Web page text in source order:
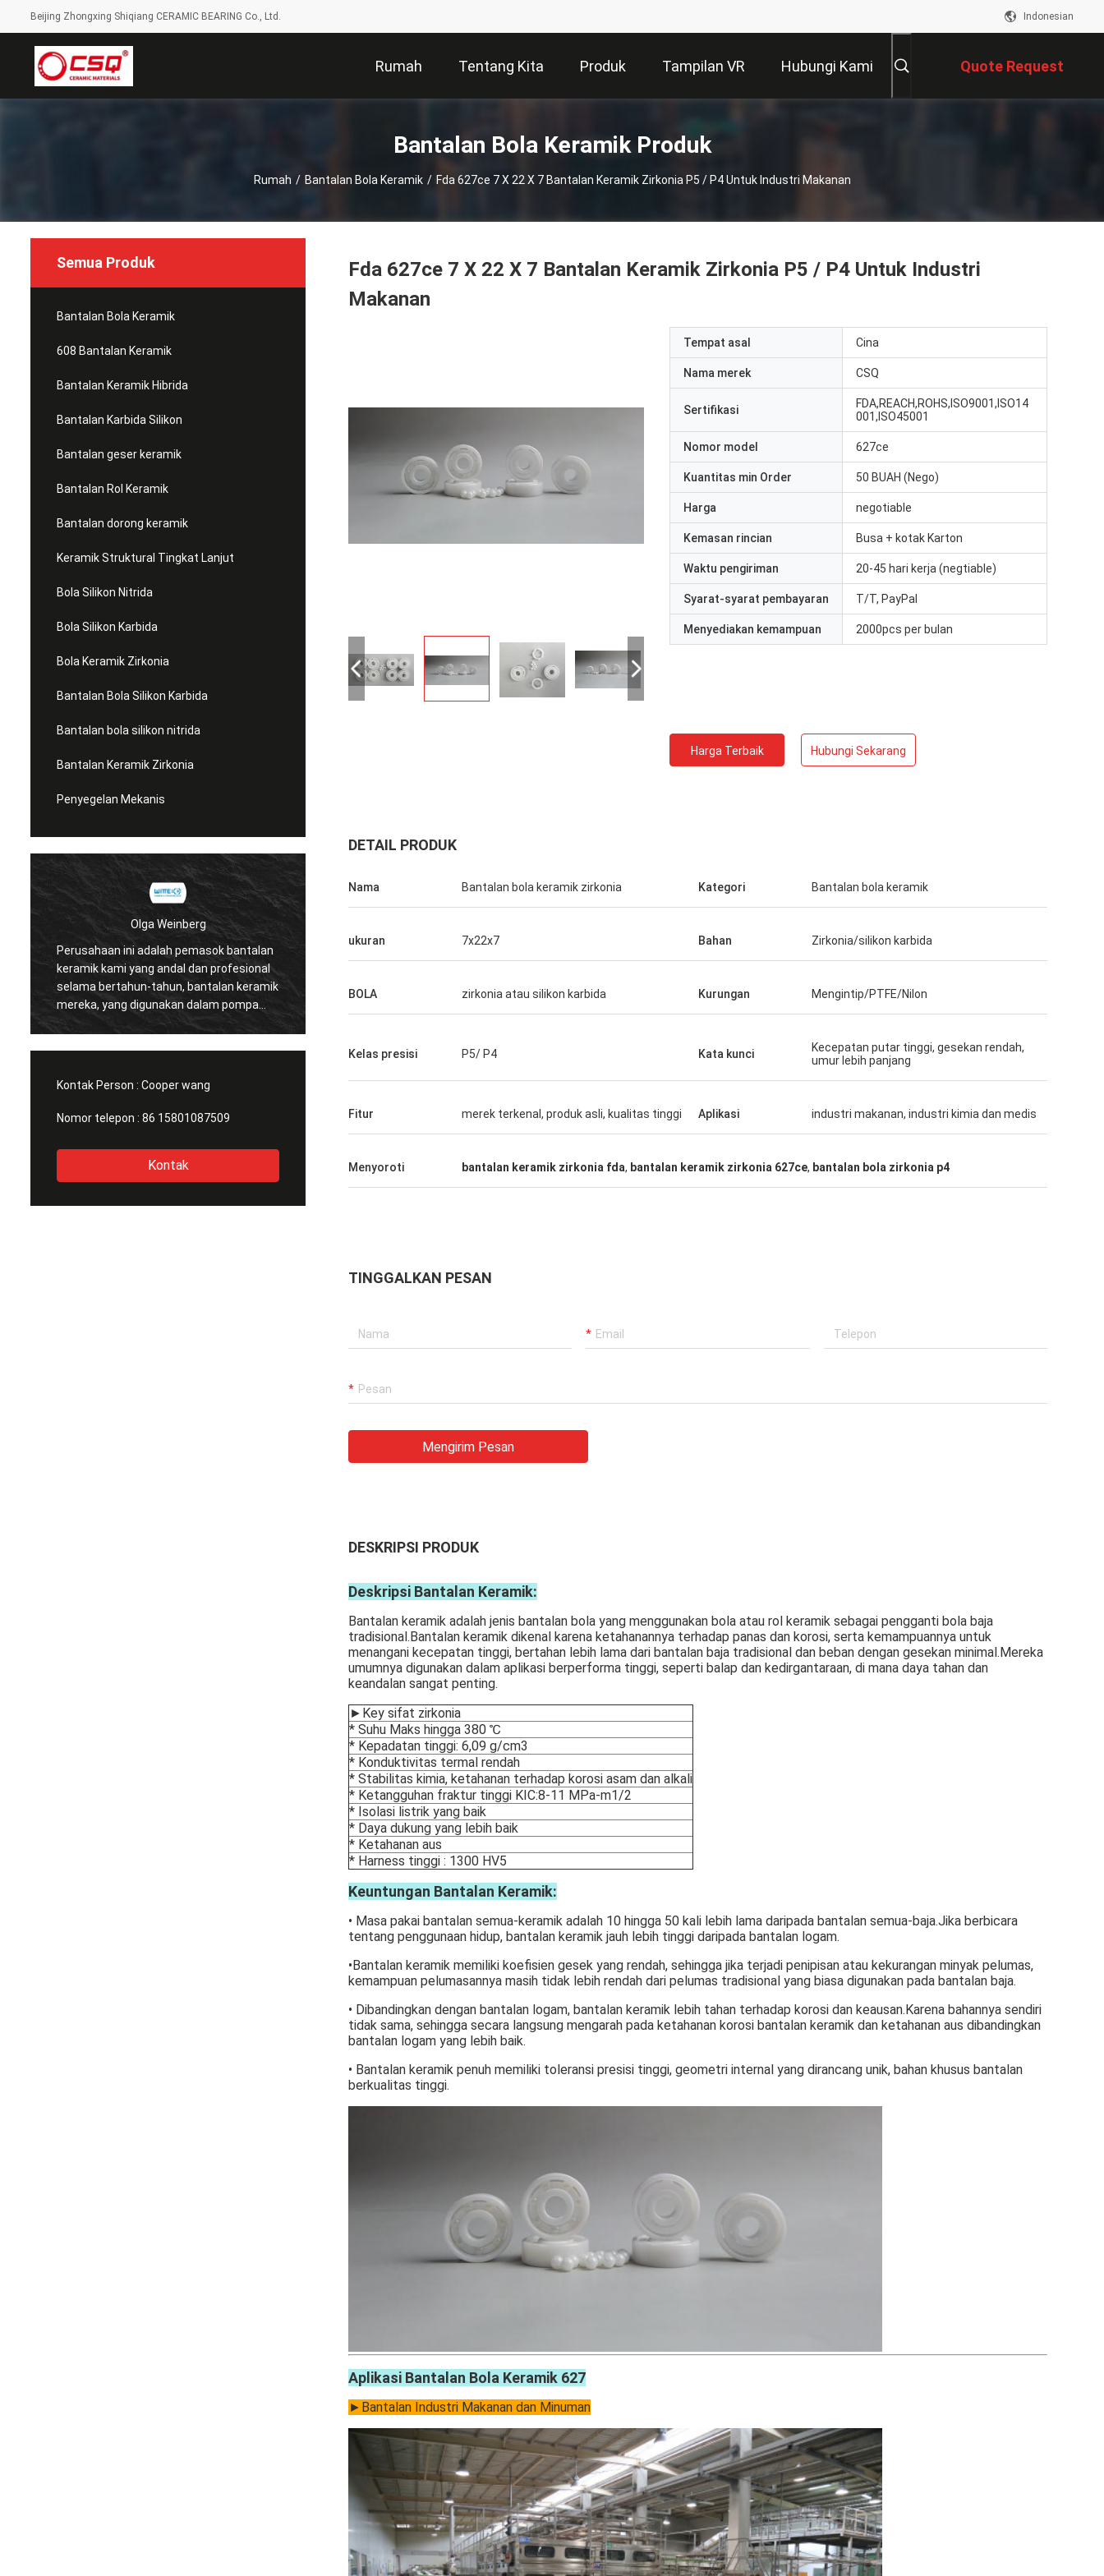
Beijing Zhongxing Shiqiang CERAMIC BEARING Co., Ltd. Indonesian
Rumah Tentang Kita Produk Tampilan VR Hubungi Kami Quote Request
Bantalan Bola Keramik Produk
Rumah / Bantalan Bola Keramik / Fda 627ce 7 X 22 X 7 Bantalan Keramik Zirkonia P5 / P4 Untuk Industri Makanan
Semua Produk
Bantalan Bola Keramik
608 Bantalan Keramik
Bantalan Keramik Hibrida
Bantalan Karbida Silikon
Bantalan geser keramik
Bantalan Rol Keramik
Bantalan dorong keramik
Keramik Struktural Tingkat Lanjut
Bola Silikon Nitrida
Bola Silikon Karbida
Bola Keramik Zirkonia
Bantalan Bola Silikon Karbida
Bantalan bola silikon nitrida
Bantalan Keramik Zirkonia
Penyegelan Mekanis
Weinberg
pemasok bantalan
andal dan profesional
tahun, bantalan keramik
dalam pompa
yang baik.
Bantalan keramik mereka memiliki presisi
tinggi, kualitas bagus dan murah. Kami
memiliki kerjasama selama bertahun-
tahun.
Kontak Person : Cooper wang
Nomor telepon : 86 15801087509
Kontak
Fda 627ce 7 X 22 X 7 Bantalan Keramik Zirkonia P5 / P4 Untuk Industri
Makanan
Tempat asal Cina
Nama merek CSQ
Sertifikasi
FDA,REACH,ROHS,ISO9001,ISO14
001,ISO45001
Nomor model 627ce
Kuantitas min Order 50 BUAH (Nego)
Harga negotiable
Kemasan rincian Busa + kotak Karton
Waktu pengiriman 20-45 hari kerja (negtiable)
Syarat-syarat pembayaran T/T, PayPal
Menyediakan kemampuan 2000pcs per bulan
Harga Terbaik Hubungi Sekarang
DETAIL PRODUK
Nama Bantalan bola keramik zirkonia Kategori Bantalan bola keramik
ukuran 7x22x7 Bahan Zirkonia/silikon karbida
BOLA zirkonia atau silikon karbida Kurungan Mengintip/PTFE/Nilon
Kelas presisi P5/ P4 Kata kunci
Kecepatan putar tinggi, gesekan rendah,
umur lebih panjang
Fitur merek terkenal, produk asli, kualitas tinggi Aplikasi industri makanan, industri kimia dan medis
Menyoroti bantalan keramik zirkonia fda, ​​bantalan keramik zirkonia 627ce, bantalan bola zirkonia p4
TINGGALKAN PESAN
Mengirim Pesan
DESKRIPSI PRODUK
Deskripsi Bantalan Keramik:
Bantalan keramik adalah jenis bantalan bola yang menggunakan bola atau rol keramik sebagai pengganti bola baja
tradisional.Bantalan keramik dikenal karena ketahanannya terhadap panas dan korosi, serta kemampuannya untuk
menangani kecepatan tinggi, bertahan lebih lama dari bantalan baja tradisional dan beban dengan gesekan minimal.Mereka
umumnya digunakan dalam aplikasi berperforma tinggi, seperti balap dan kedirgantaraan, di mana daya tahan dan
keandalan sangat penting.
►Key sifat zirkonia
* Suhu Maks hingga 380 ℃
* Kepadatan tinggi: 6,09 g/cm3
* Konduktivitas termal rendah
* Stabilitas kimia, ketahanan terhadap korosi asam dan alkali
* Ketangguhan fraktur tinggi KIC:8-11 MPa-m1/2
* Isolasi listrik yang baik
* Daya dukung yang lebih baik
* Ketahanan aus
* Harness tinggi : 1300 HV5
Keuntungan Bantalan Keramik:
• Masa pakai bantalan semua-keramik adalah 10 hingga 50 kali lebih lama daripada bantalan semua-baja.Jika berbicara
tentang penggunaan hidup, bantalan keramik jauh lebih tinggi daripada bantalan logam.
•Bantalan keramik memiliki koefisien gesek yang rendah, sehingga jika terjadi penipisan atau kekurangan minyak pelumas,
kemampuan pelumasannya masih tidak lebih rendah dari pelumas tradisional yang biasa digunakan pada bantalan baja.
• Dibandingkan dengan bantalan logam, bantalan keramik lebih tahan terhadap korosi dan keausan.Karena bahannya sendiri
tidak sama, sehingga secara langsung mengarah pada ketahanan korosi bantalan keramik dan ketahanan aus dibandingkan
bantalan logam yang lebih baik.
• Bantalan keramik penuh memiliki toleransi presisi tinggi, geometri internal yang dirancang unik, bahan khusus bantalan
berkualitas tinggi.
Aplikasi Bantalan Bola Keramik 627
►Bantalan Industri Makanan dan Minuman